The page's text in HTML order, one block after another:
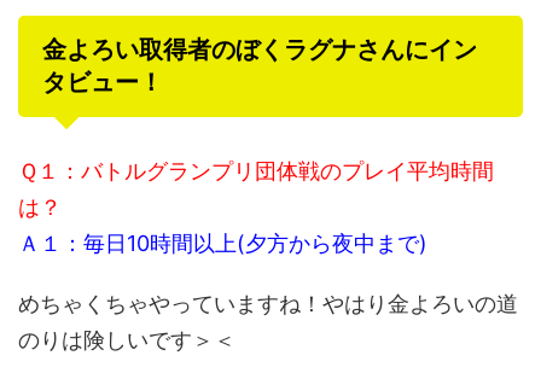
金よろい取得者のぼくラグナさんにイン
タビュー！
Ｑ１：バトルグランプリ団体戦のプレイ平均時間
は？
Ａ１：毎日10時間以上(夕方から夜中まで)
めちゃくちゃやっていますね！やはり金よろいの道
のりは険しいです＞＜